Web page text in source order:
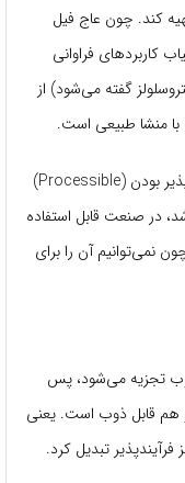
کند. چون عاج فیل
کاربردهای فراوانی
گفته می‌شود) از
با منشا طبیعی است.
یک ویژگی مهم مواد پلاستیکی در صنعت، فرآیند‌پذیر بودن (Processible)
در صنعت قابل استفاده
نمی‌توانیم آن را برای
تجزیه می‌شود، پس
و هم قابل ذوب است. یعنی
فرآیند‌پذیر تبدیل کرد.